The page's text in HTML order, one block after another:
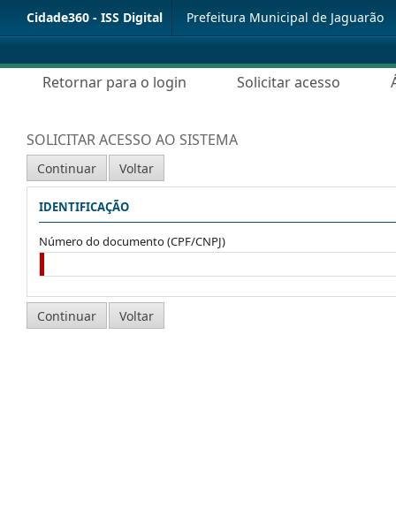
Cidade360 - ISS Digital Prefeitura Municipal de Jaguarão
Retornar para o login Solicitar acesso
SOLICITAR ACESSO AO SISTEMA
IDENTIFICAÇÃO
Número do documento (CPF/CNPJ)